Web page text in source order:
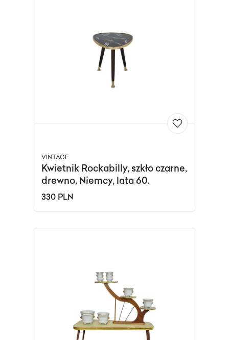
VINTAGE
Kwietnik Rockabilly, szkło czarne,
drewno, Niemcy, lata 60.
330 PLN